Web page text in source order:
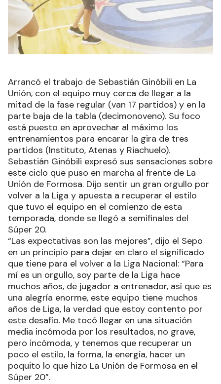
Arrancó el trabajo de Sebastián Ginóbili en La
Unión, con el equipo muy cerca de llegar a la
mitad de la fase regular (van 17 partidos) y en la
parte baja de la tabla (decimonoveno). Su foco
está puesto en aprovechar al máximo los
entrenamientos para encarar la gira de tres
partidos (Instituto, Atenas y Riachuelo).
Sebastián Ginóbili expresó sus sensaciones sobre
este ciclo que puso en marcha al frente de La
Unión de Formosa. Dijo sentir un gran orgullo por
volver a la Liga y apuesta a recuperar el estilo
que tuvo el equipo en el comienzo de esta
temporada, donde se llegó a semifinales del
Súper 20.
“Las expectativas son las mejores”, dijo el Sepo
en un principio para dejar en claro el significado
que tiene para el volver a la Liga Nacional: “Para
mí es un orgullo, soy parte de la Liga hace
muchos años, de jugador a entrenador, así que es
una alegría enorme, este equipo tiene muchos
años de Liga, la verdad que estoy contento por
este desafío. Me tocó llegar en una situación
media incómoda por los resultados, no grave,
pero incómoda, y tenemos que recuperar un
poco el estilo, la forma, la energía, hacer un
poquito lo que hizo La Unión de Formosa en el
Súper 20”.